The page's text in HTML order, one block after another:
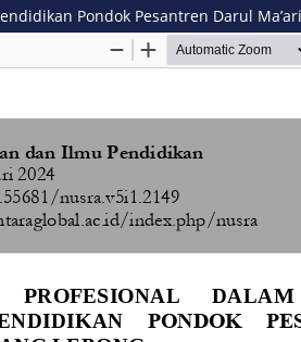
Pondok Pesantren Darul